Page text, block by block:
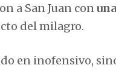
a San Juan con
del milagro.
en inofensivo,